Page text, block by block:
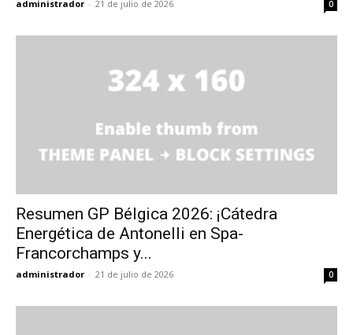
administrador - 21 de julio de 2026 0
Resumen GP Bélgica 2026: ¡Cátedra
Energética de Antonelli en Spa-
Francorchamps y...
administrador - 21 de julio de 2026 0